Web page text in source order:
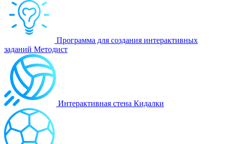
Программа для создания интерактивных
заданий Методист
Интерактивная стена Кидалки